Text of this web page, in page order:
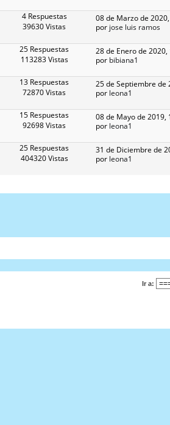
4 Respuestas
39630 Vistas
08 de Marzo de
por jose luis ramos
25 Respuestas
113283 Vistas
28 de Enero de
por bibiana1
13 Respuestas
72870 Vistas
25 de Septiembre de
por leona1
15 Respuestas
92698 Vistas
08 de Mayo de 2019,
por leona1
25 Respuestas
404320 Vistas
31 de Diciembre de
por leona1
Ir a: